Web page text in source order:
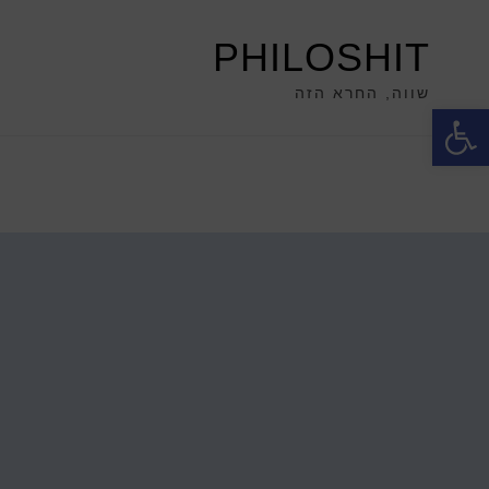
פתח סרגל נגישות
PHILOSHIT
שווה, החרא הזה